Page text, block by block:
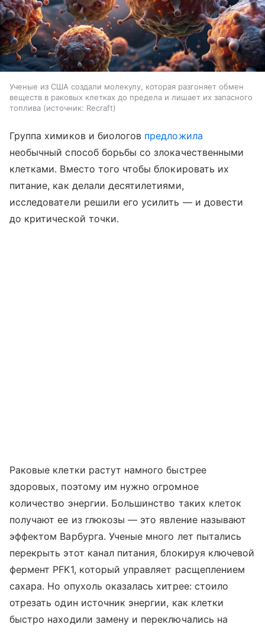
Ученые из США создали молекулу, которая разгоняет обмен
веществ в раковых клетках до предела и лишает их запасного
топлива
источник: Recraft
Группа химиков и биологов предложила
необычный способ борьбы со злокачественными
клетками. Вместо того чтобы блокировать их
питание, как делали десятилетиями,
исследователи решили его усилить — и довести
до критической точки.
Раковые клетки растут намного быстрее
здоровых, поэтому им нужно огромное
количество энергии. Большинство таких клеток
получают ее из глюкозы — это явление называют
эффектом Варбурга. Ученые много лет пытались
перекрыть этот канал питания, блокируя ключевой
фермент PFK1, который управляет расщеплением
сахара. Но опухоль оказалась хитрее: стоило
отрезать один источник энергии, как клетки
быстро находили замену и переключались на